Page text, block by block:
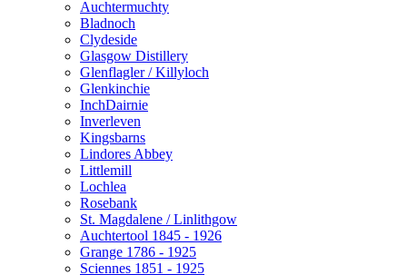
Auchtermuchty
Bladnoch
Clydeside
Glasgow Distillery
Glenflagler / Killyloch
Glenkinchie
InchDairnie
Inverleven
Kingsbarns
Lindores Abbey
Littlemill
Lochlea
Rosebank
St. Magdalene / Linlithgow
Auchtertool 1845 - 1926
Grange 1786 - 1925
Sciennes 1851 - 1925